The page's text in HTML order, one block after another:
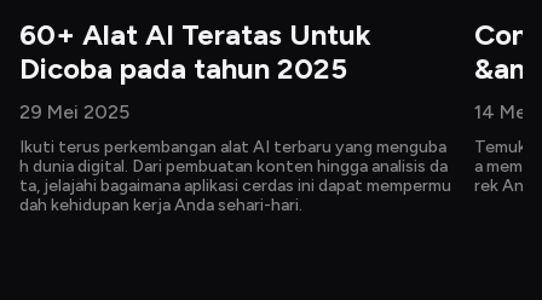
60+ Alat AI Teratas Untuk
Dicoba pada tahun 2025
29 Mei 2025
Ikuti terus perkembangan alat AI terbaru yang menguba
h dunia digital. Dari pembuatan konten hingga analisis da
ta, jelajahi bagaimana aplikasi cerdas ini dapat mempermu
dah kehidupan kerja Anda sehari-hari.
14 Mei
a
rek